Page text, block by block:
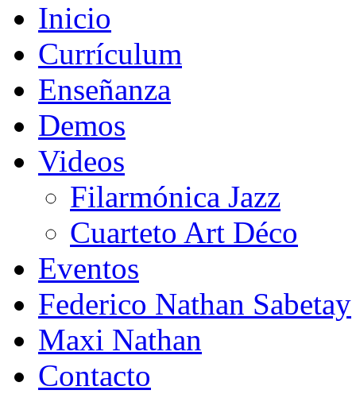
Inicio
Currículum
Enseñanza
Demos
Videos
Filarmónica Jazz
Cuarteto Art Déco
Eventos
Federico Nathan Sabetay
Maxi Nathan
Contacto